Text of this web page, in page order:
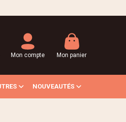
Mon compte Mon panier
NOUVEAUTÉS